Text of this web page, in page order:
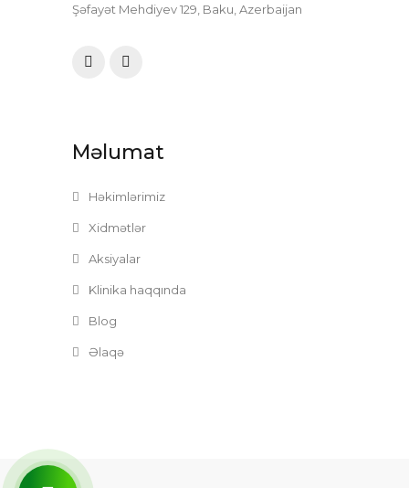
Şəfayət Mehdiyev 129, Baku, Azerbaijan
Məlumat
Həkimlərimiz
Xidmətlər
Aksiyalar
Klinika haqqında
Blog
Əlaqə